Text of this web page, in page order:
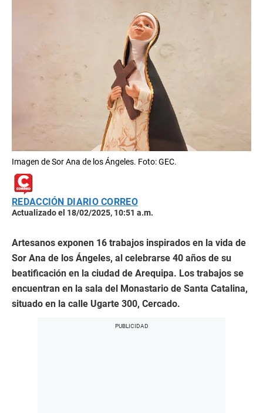
Imagen de Sor Ana de los Ángeles. Foto: GEC.
REDACCIÓN DIARIO CORREO
Actualizado el 18/02/2025, 10:51 a.m.
Artesanos exponen 16 trabajos inspirados en la vida de
Sor Ana de los Ángeles, al celebrarse 40 años de su
beatificación en la ciudad de Arequipa. Los trabajos se
encuentran en la sala del Monastario de Santa Catalina,
situado en la calle Ugarte 300, Cercado.